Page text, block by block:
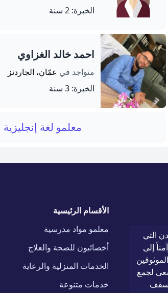
الخبرة: 2 سنة
احمد خالد الغزاوي
متواجد في عمّان، الجاردنز
الخبرة: 3 سنة
معلمو لغة إنجليزية
التي
إلى
لجمع
سقف
الأقسام الرئيسية
معلمو مواد مدرسية
أخصائيون للصحة والعلاج
الخدمات المنزلية والرعاية
خدمات متنوعة